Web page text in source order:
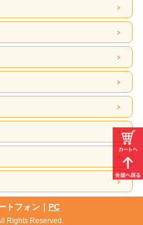
トフォン｜ PC
Rights Reserved.